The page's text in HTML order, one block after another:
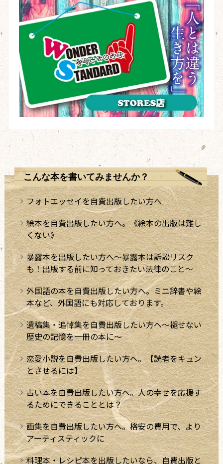
こんな本を書いてみませんか？
フォトエッセイを自費出版したい方へ
絵本を自費出版したい方へ。《絵本の出版は難し
くない》
暴露本を出版したい方へ～暴露本は訴訟リスク
も！出版する前に知っておきたい法律のこと～
外国語の本を自費出版したい方へ。ミニ辞書や絵
本など、外国語にも対応しております。
遺稿集・追悼集を自費出版したい方へ～褪せない
歴史の記憶を一冊の本に～
恋愛小説を自費出版したい方へ。【読者をキュン
とさせるには】
占い本を自費出版したい方へ。人の幸せを応援す
るためにできることとは？
画集を自費出版したい方へ。格安の費用で、より
アーティスティックに
料理本・レシピ本を出版したいなら、自費出版と